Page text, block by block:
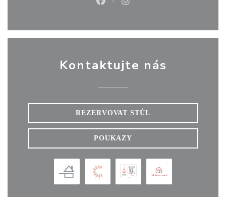
Facebook ((otevře se v novém
Kontaktujte nás
REZERVOVAT STŮL
POUKAZY